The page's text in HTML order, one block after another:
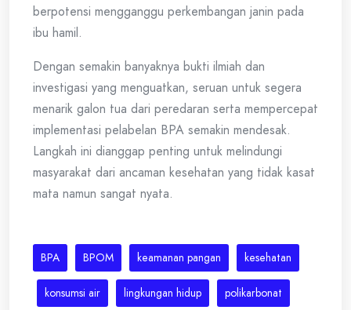
berpotensi mengganggu perkembangan janin pada
ibu hamil.
Dengan semakin banyaknya bukti ilmiah dan
investigasi yang menguatkan, seruan untuk segera
menarik galon tua dari peredaran serta mempercepat
implementasi pelabelan BPA semakin mendesak.
Langkah ini dianggap penting untuk melindungi
masyarakat dari ancaman kesehatan yang tidak kasat
mata namun sangat nyata.
BPA BPOM keamanan pangan kesehatan
konsumsi air lingkungan hidup polikarbonat